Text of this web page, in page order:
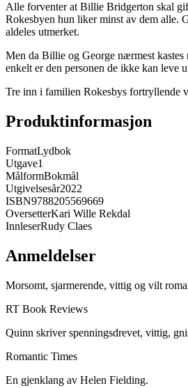
Alle forventer at Billie Bridgerton skal
Rokesbyen hun liker minst av dem alle.
aldeles utmerket.
Men da Billie og George nærmest kastes
enkelt er den personen de ikke kan leve
Tre inn i familien Rokesbys fortryllende
Produktinformasjon
FormatLydbok
Utgave1
MålformBokmål
Utgivelsesår2022
ISBN9788205569669
OversetterKari Wille Rekdal
InnleserRudy Claes
Anmeldelser
Morsomt, sjarmerende, vittig og vilt
RT Book Reviews
Quinn skriver spenningsdrevet, vittig,
Romantic Times
En gjenklang av Helen Fielding.